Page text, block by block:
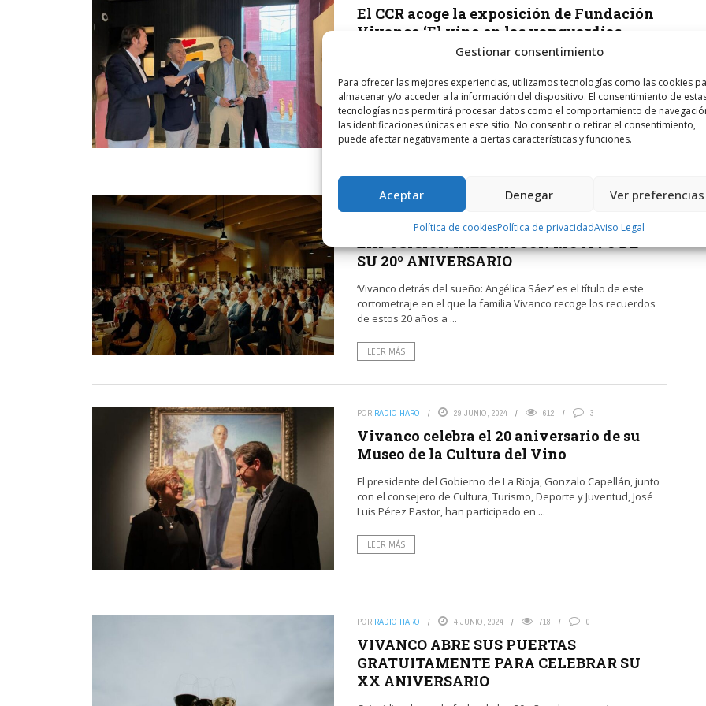
Gestionar consentimiento
Para ofrecer las mejores experiencias, utilizamos tecnologías como las cookies
almacenar y/o acceder a la información del dispositivo. El consentimiento de
tecnologías nos permitirá procesar datos como el comportamiento de
las identificaciones únicas en este sitio. No consentir o retirar el consentimiento,
puede afectar negativamente a ciertas características y funciones.
Aceptar Denegar Ver preferencias
Política de cookiesPolítica de privacidadAviso Legal
El CCR acoge la exposición de Fundación
Vivanco ‘El vino en las vanguardias
La muestra estará abierta al público hasta el 24 de enero de
2025 y se llevarán a cabo varias visitas guiadas. Recoge obras
de artistas riojanos ...
LEER MÁS
RADIO HARO 470
VIVANCO ESTRENA CORTOMETRAJE Y
EXPOSICIÓN INÉDITA CON MOTIVO DE
SU 20º ANIVERSARIO
‘Vivanco detrás del sueño: Angélica Sáez’ es el título de este
cortometraje en el que la familia Vivanco recoge los recuerdos
de estos 20 años a ...
LEER MÁS
POR RADIO HARO 29 JUNIO, 2024 612 3
Vivanco celebra el 20 aniversario de su
Museo de la Cultura del Vino
El presidente del Gobierno de La Rioja, Gonzalo Capellán, junto
con el consejero de Cultura, Turismo, Deporte y Juventud, José
Luis Pérez Pastor, han participado en ...
LEER MÁS
POR RADIO HARO 4 JUNIO, 2024 718 0
VIVANCO ABRE SUS PUERTAS
GRATUITAMENTE PARA CELEBRAR SU
XX ANIVERSARIO